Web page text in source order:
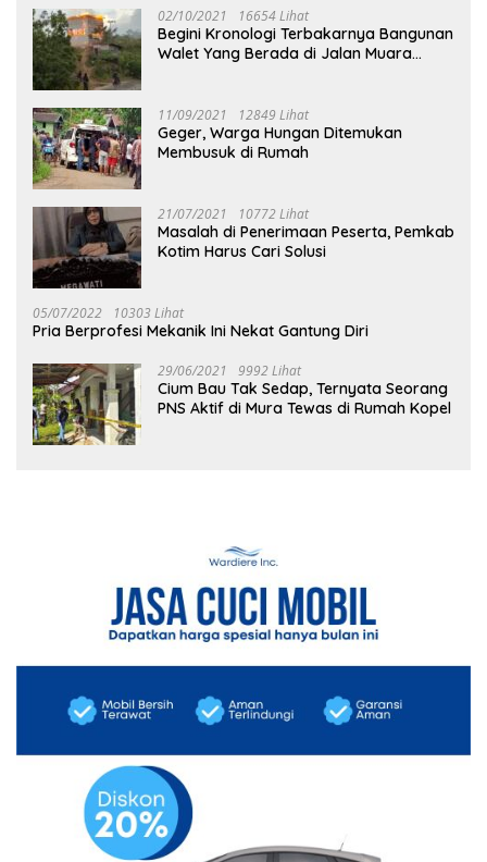
02/10/2021 16654 Lihat
Begini Kronologi Terbakarnya Bangunan
Walet Yang Berada di Jalan Muara
11/09/2021 12849 Lihat
Geger, Warga Hungan Ditemukan
Membusuk di Rumah
21/07/2021 10772 Lihat
Masalah di Penerimaan Peserta, Pemkab
Kotim Harus Cari Solusi
05/07/2022 10303 Lihat
Pria Berprofesi Mekanik Ini Nekat Gantung Diri
29/06/2021 9992 Lihat
Cium Bau Tak Sedap, Ternyata Seorang
PNS Aktif di Mura Tewas di Rumah Kopel